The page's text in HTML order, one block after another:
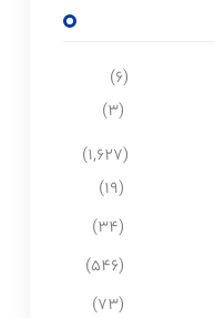
(۶)
(۳)
(۱,۶۲۷)
(۱۹)
(۳۴)
(۵۴۶)
(۷۳)